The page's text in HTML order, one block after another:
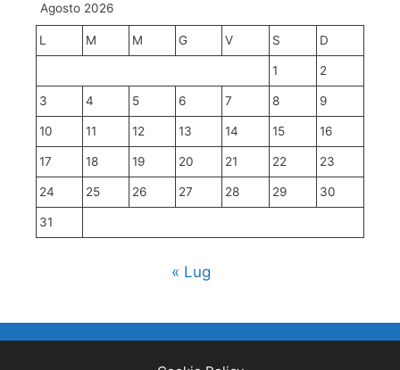
Agosto 2026
L M M G V S D
1 2
3 4 5 6 7 8 9
10 11 12 13 14 15 16
17 18 19 20 21 22 23
24 25 26 27 28 29 30
31
« Lug